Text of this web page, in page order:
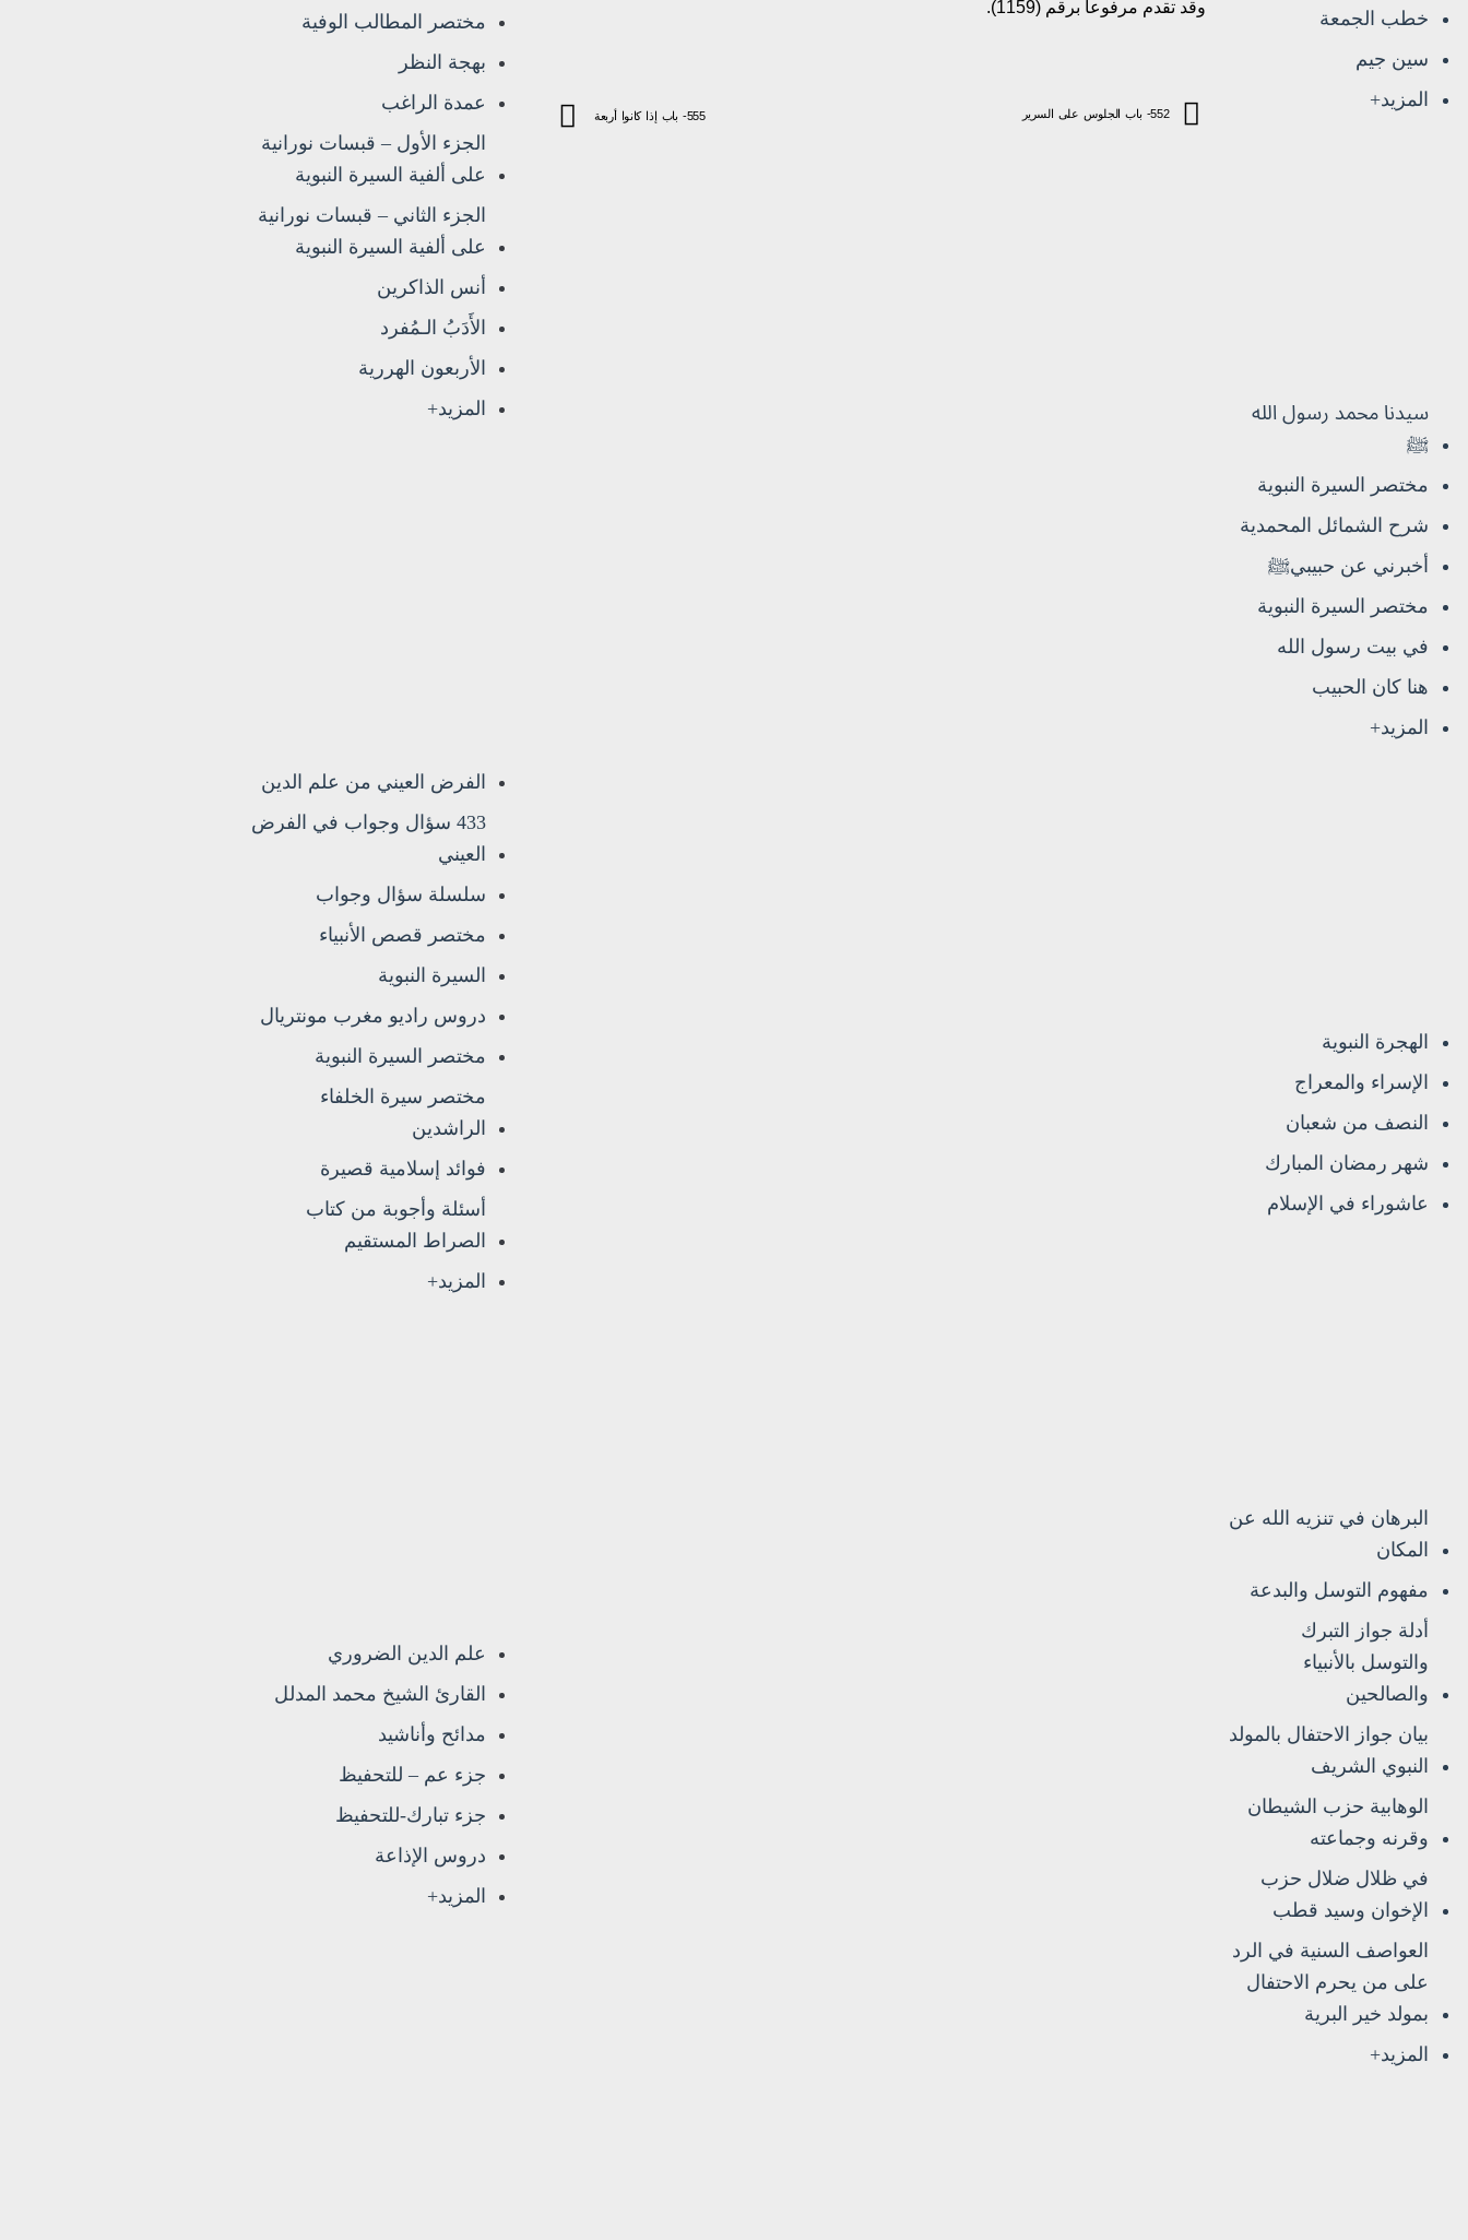
خطب الجمعة
سين جيم
المزيد+
سيدنا محمد رسول الله
ﷺ
مختصر السيرة النبوية
شرح الشمائل المحمدية
أخبرني عن حبيبيﷺ
مختصر السيرة النبوية
في بيت رسول الله
هنا كان الحبيب
المزيد+
الهجرة النبوية
الإسراء والمعراج
النصف من شعبان
شهر رمضان المبارك
عاشوراء في الإسلام
البرهان في تنزيه الله عن
المكان
مفهوم التوسل والبدعة
أدلة جواز التبرك
والتوسل بالأنبياء
والصالحين
بيان جواز الاحتفال بالمولد
النبوي الشريف
الوهابية حزب الشيطان
وقرنه وجماعته
في ظلال ضلال حزب
الإخوان وسيد قطب
العواصف السنية في الرد
على من يحرم الاحتفال
بمولد خير البرية
المزيد+
وقد تقدم مرفوعا برقم (1159).
552- باب الجلوس على السرير 555- باب إذا كانوا أربعة
مختصر المطالب الوفية
بهجة النظر
عمدة الراغب
الجزء الأول – قبسات نورانية
على ألفية السيرة النبوية
الجزء الثاني – قبسات نورانية
على ألفية السيرة النبوية
أنس الذاكرين
الأَدَبُ الـمُفرد
الأربعون الهررية
المزيد+
الفرض العيني من علم الدين
433 سؤال وجواب في الفرض
العيني
سلسلة سؤال وجواب
مختصر قصص الأنبياء
السيرة النبوية
دروس راديو مغرب مونتريال
مختصر السيرة النبوية
مختصر سيرة الخلفاء
الراشدين
فوائد إسلامية قصيرة
أسئلة وأجوبة من كتاب
الصراط المستقيم
المزيد+
علم الدين الضروري
القارئ الشيخ محمد المدلل
مدائح وأناشيد
جزء عم – للتحفيظ
جزء تبارك-للتحفيظ
دروس الإذاعة
المزيد+